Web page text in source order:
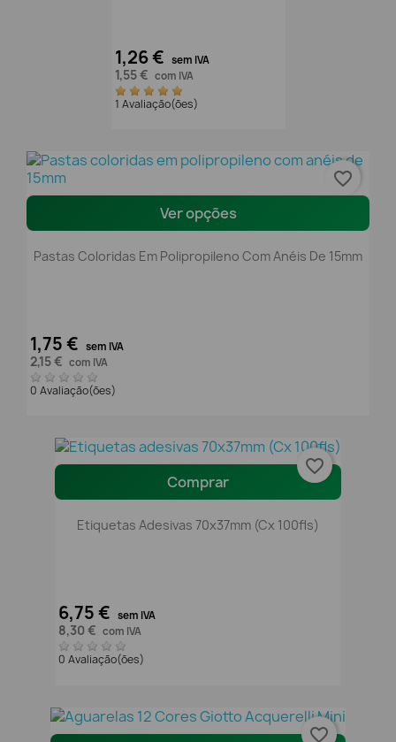
1,26 € sem IVA
1,55 € com IVA
1 Avaliação(ões)
Ver opções
Pastas Coloridas Em Polipropileno Com Anéis De 15mm
1,75 € sem IVA
2,15 € com IVA
0 Avaliação(ões)
favorite_border
Comprar
Etiquetas Adesivas 70x37mm (Cx 100fls)
6,75 € sem IVA
8,30 € com IVA
0 Avaliação(ões)
favorite_border
favorite_border